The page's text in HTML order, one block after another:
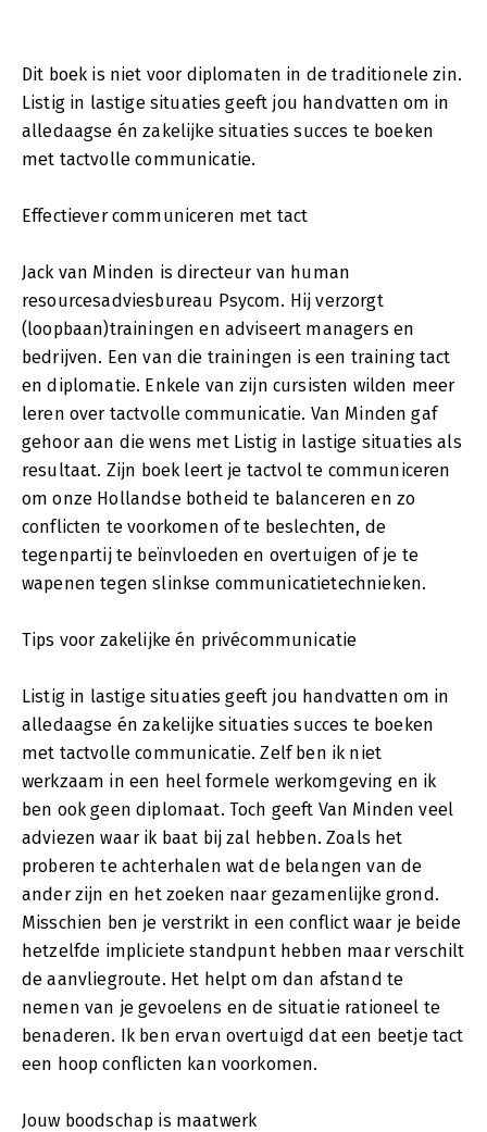
Dit boek is niet voor diplomaten in de traditionele zin.
Listig in lastige situaties geeft jou handvatten om in
alledaagse én zakelijke situaties succes te boeken
met tactvolle communicatie.
Effectiever communiceren met tact
Jack van Minden is directeur van human
resourcesadviesbureau Psycom. Hij verzorgt
(loopbaan)trainingen en adviseert managers en
bedrijven. Een van die trainingen is een training tact
en diplomatie. Enkele van zijn cursisten wilden meer
leren over tactvolle communicatie. Van Minden gaf
gehoor aan die wens met Listig in lastige situaties als
resultaat. Zijn boek leert je tactvol te communiceren
om onze Hollandse botheid te balanceren en zo
conflicten te voorkomen of te beslechten, de
tegenpartij te beïnvloeden en overtuigen of je te
wapenen tegen slinkse communicatietechnieken.
Tips voor zakelijke én privécommunicatie
Listig in lastige situaties geeft jou handvatten om in
alledaagse én zakelijke situaties succes te boeken
met tactvolle communicatie. Zelf ben ik niet
werkzaam in een heel formele werkomgeving en ik
ben ook geen diplomaat. Toch geeft Van Minden veel
adviezen waar ik baat bij zal hebben. Zoals het
proberen te achterhalen wat de belangen van de
ander zijn en het zoeken naar gezamenlijke grond.
Misschien ben je verstrikt in een conflict waar je beide
hetzelfde impliciete standpunt hebben maar verschilt
de aanvliegroute. Het helpt om dan afstand te
nemen van je gevoelens en de situatie rationeel te
benaderen. Ik ben ervan overtuigd dat een beetje tact
een hoop conflicten kan voorkomen.
Jouw boodschap is maatwerk